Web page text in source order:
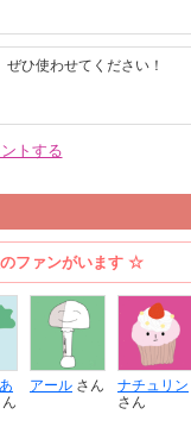
ひ使わせてください！
トする
ファンがいます ☆
アール さん
ナチュリン
さん